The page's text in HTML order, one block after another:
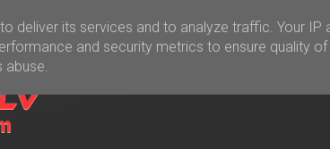
deliver its services and to analyze traffic. Your IP
and security metrics to ensure quality
abuse.